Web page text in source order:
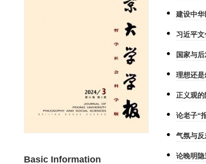
Basic Information
建设中
习近平
国家与
理想还
正义观
论老子“
气氛与反
论晚明